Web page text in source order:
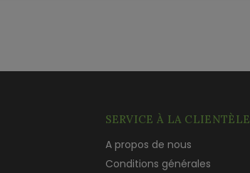
SERVICE À LA CLIENTÈLE
A propos de nous
Conditions générales